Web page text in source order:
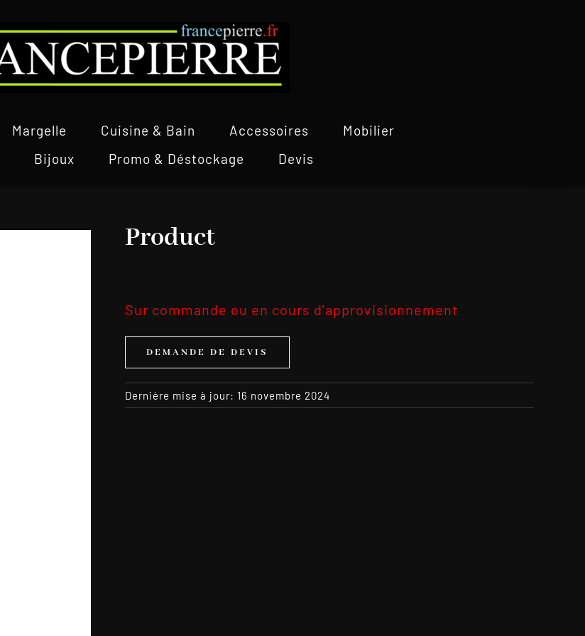
Margelle Cuisine & Bain Accessoires
Mobilier
Bijoux Promo & Déstockage Devis
Product
Sur commande ou en cours d'approvisionnement
DEMANDE DE DEVIS
Dernière mise à jour: 16 novembre 2024